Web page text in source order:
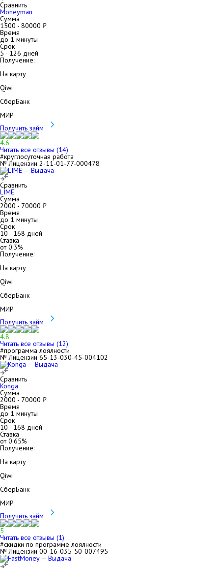
Сравнить
Moneyman
Сумма
1500 - 80000 ₽
Время
до 1 минуты
Срок
5- 126 дней
Получение:
На карту
Qiwi
СберБанк
МИР
Получить займ
4.6
Читать все отзывы (14)
#круглосуточная работа
№ Лицензии 2-11-01-77-000478
Сравнить
LIME
Сумма
2000 - 70000 ₽
Время
до 1 минуты
Срок
10 - 168 дней
Ставка
от0.3%
Получение:
На карту
Qiwi
СберБанк
МИР
Получить займ
4.8
Читать все отзывы (12)
#программа лоялности
№ Лицензии 65-13-030-45-004102
Сравнить
Konga
Сумма
2000 - 70000 ₽
Время
до 1 минуты
Срок
10 - 168 дней
Ставка
от0.65%
Получение:
На карту
Qiwi
СберБанк
МИР
Получить займ
5
Читать все отзывы (1)
#скидки по программе лоялности
№ Лицензии 00-16-035-50-007495